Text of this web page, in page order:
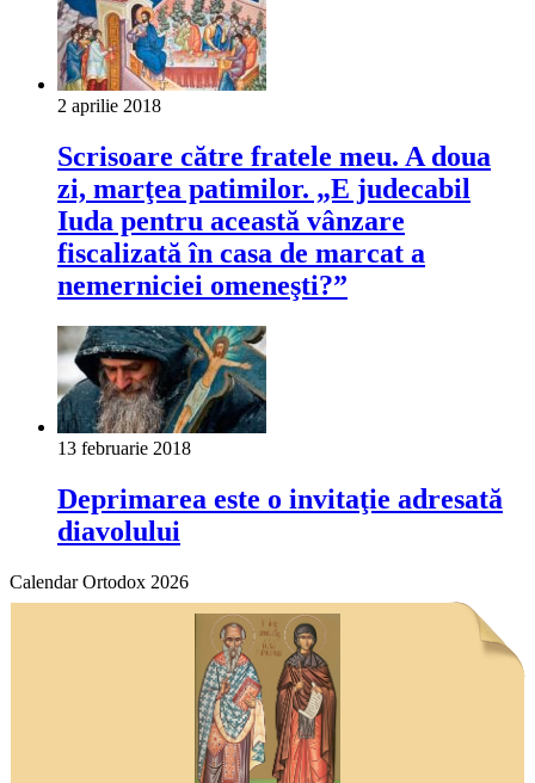
2 aprilie 2018
Scrisoare către fratele meu. A doua
zi, marţea patimilor. „E judecabil
Iuda pentru această vânzare
fiscalizată în casa de marcat a
nemerniciei omeneşti?”
13 februarie 2018
Deprimarea este o invitaţie adresată
diavolului
Calendar Ortodox 2026